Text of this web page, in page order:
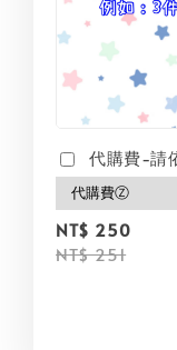
代購費-請
NT$ 250
NT$ 251